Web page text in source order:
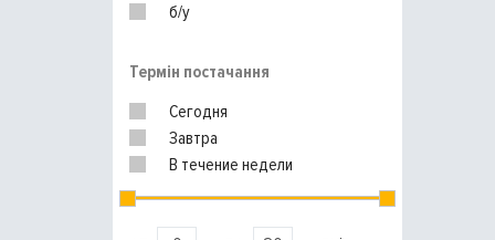
б/у
Термін постачання
Сегодня
Завтра
В течение недели